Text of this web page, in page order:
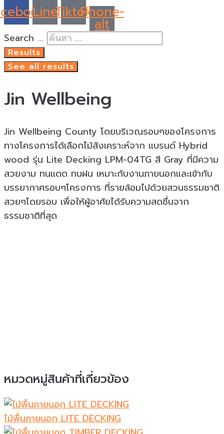
LineTiktokPhone-
alt
Search ...
Results
See all results
Jin Wellbeing
Jin Wellbeing County โดยบริเวณรอบๆของโครงการ
ทางโครงการได้เลือกไม้สังเคราะห์จาก แบรนด์ Hybrid
wood รุ่น Lite Decking LPM-04TG สี Gray ที่มีความ
สวยงาม ทนแดด ทนฝน เหมาะกับงานภายนอกและเข้ากับ
บรรยากาศรอบๆโครงการ ที่รายล้อมไปด้วยสวนธรรมชาติ
สวยๆโดยรอบ เพื่อให้ผู้อาศัยได้รับความสดชื่นจาก
ธรรมชาติที่สุด
หมวดหมู่สินค้าที่เกี่ยวข้อง
ไม้พื้นภายนอก LITE DECKING